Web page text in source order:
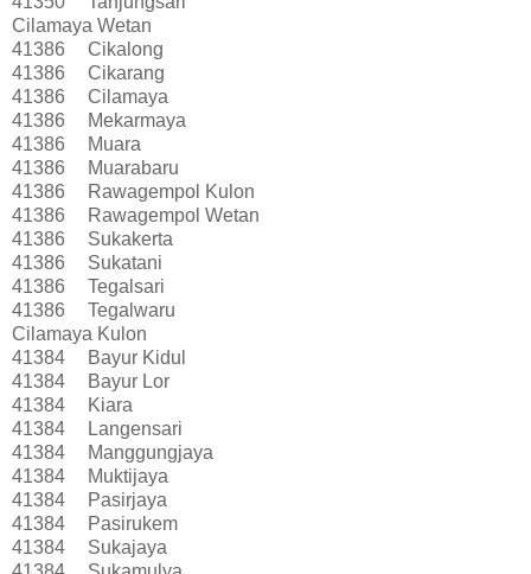
Cilamaya Wetan
41386
Cikalong
41386
Cikarang
41386
Cilamaya
41386
Mekarmaya
41386
Muara
41386
Muarabaru
41386
Rawagempol Kulon
41386
Rawagempol Wetan
41386
Sukakerta
41386
Sukatani
41386
Tegalsari
41386
Tegalwaru
Cilamaya Kulon
41384
Bayur Kidul
41384
Bayur Lor
41384
Kiara
41384
Langensari
41384
Manggungjaya
41384
Muktijaya
41384
Pasirjaya
41384
Pasirukem
41384
Sukajaya